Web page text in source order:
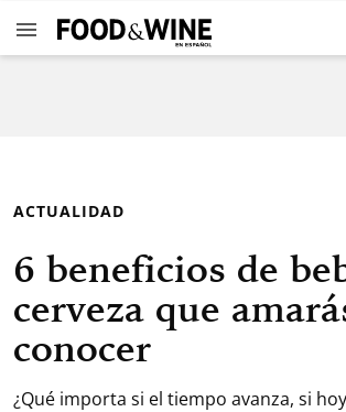
ACTUALIDAD
6 beneficios de
cerveza que
conocer
¿Qué importa si el tiempo avanza, si